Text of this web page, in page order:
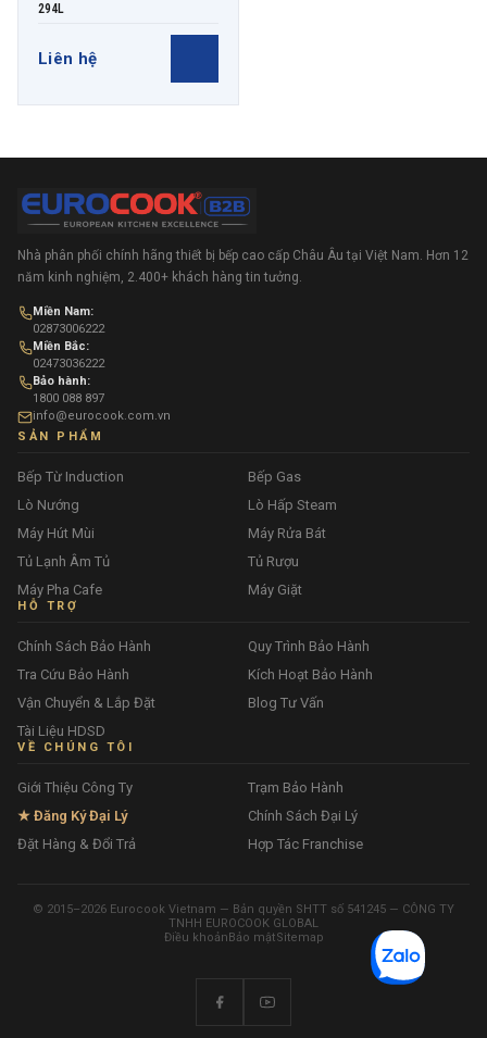
294L
Liên hệ
Nhà phân phối chính hãng thiết bị bếp cao cấp Châu Âu tại Việt Nam. Hơn 12
năm kinh nghiệm, 2.400+ khách hàng tin tưởng.
Miền Nam:
02873006222
Miền Bắc:
02473036222
Bảo hành:
1800 088 897
info@eurocook.com.vn
SẢN PHẨM
Bếp Từ Induction
Bếp Gas
Lò Nướng
Lò Hấp Steam
Máy Hút Mùi
Máy Rửa Bát
Tủ Lạnh Âm Tủ
Tủ Rượu
Máy Pha Cafe
Máy Giặt
HỖ TRỢ
Chính Sách Bảo Hành
Quy Trình Bảo Hành
Tra Cứu Bảo Hành
Kích Hoạt Bảo Hành
Vận Chuyển & Lắp Đặt
Blog Tư Vấn
Tài Liệu HDSD
VỀ CHÚNG TÔI
Giới Thiệu Công Ty
Trạm Bảo Hành
★ Đăng Ký Đại Lý
Chính Sách Đại Lý
Đặt Hàng & Đổi Trả
Hợp Tác Franchise
© 2015–2026 Eurocook Vietnam — Bản quyền SHTT số 541245 — CÔNG TY
TNHH EUROCOOK GLOBAL
Điều khoảnBảo mậtSitemap